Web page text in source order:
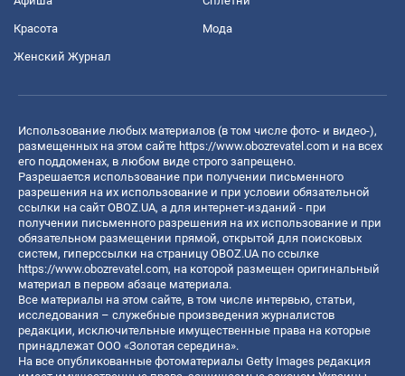
Красота Мода
Женский Журнал
Использование любых материалов (в том числе фото- и видео-),
размещенных на этом сайте https://www.obozrevatel.com и на всех
его поддоменах, в любом виде строго запрещено.
Разрешается использование при получении письменного
разрешения на их использование и при условии обязательной
ссылки на сайт OBOZ.UA, а для интернет-изданий - при
получении письменного разрешения на их использование и при
обязательном размещении прямой, открытой для поисковых
систем, гиперссылки на страницу OBOZ.UA по ссылке
https://www.obozrevatel.com, на которой размещен оригинальный
материал в первом абзаце материала.
Все материалы на этом сайте, в том числе интервью, статьи,
исследования – служебные произведения журналистов
редакции, исключительные имущественные права на которые
принадлежат ООО «Золотая середина».
На все опубликованные фотоматериалы Getty Images редакция